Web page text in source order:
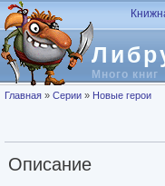
Перейти к основному
Много книг
Вы здесь
Главная » Серии » Новые герои
Описание